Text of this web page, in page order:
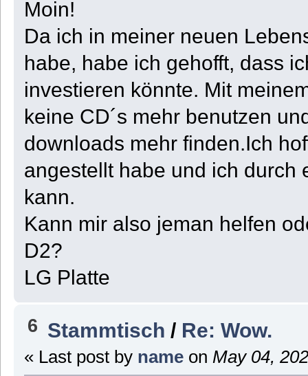
Moin!
Da ich in meiner neuen
habe, habe ich gehofft, dass
investieren könnte. Mit
keine CD´s mehr benutzen
downloads mehr finden.Ich
angestellt habe und ich durch
kann.
Kann mir also jeman helfen
D2?
LG Platte
6 Stammtisch / Re: Wow.
« Last post by name on May 04,